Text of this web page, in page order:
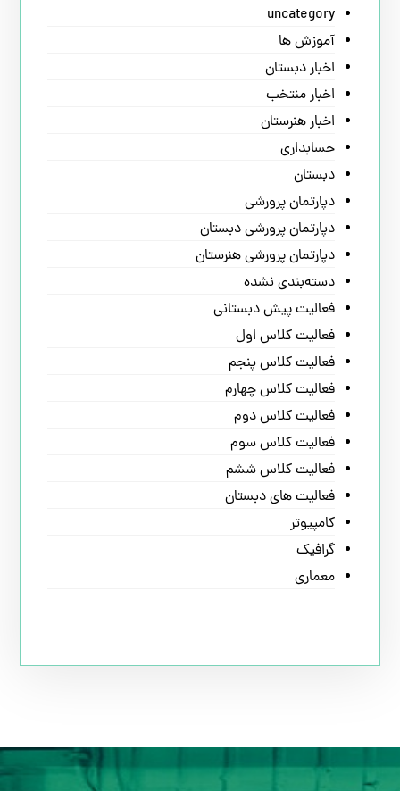
uncategory
آموزش ها
اخبار دبستان
اخبار منتخب
اخبار هنرستان
حسابداری
دبستان
دپارتمان پرورشی
دپارتمان پرورشی دبستان
دپارتمان پرورشی هنرستان
دسته‌بندی نشده
فعالیت پیش دبستانی
فعالیت کلاس اول
فعالیت کلاس پنجم
فعالیت کلاس چهارم
فعالیت کلاس دوم
فعالیت کلاس سوم
فعالیت کلاس ششم
فعالیت های دبستان
کامپیوتر
گرافیک
معماری